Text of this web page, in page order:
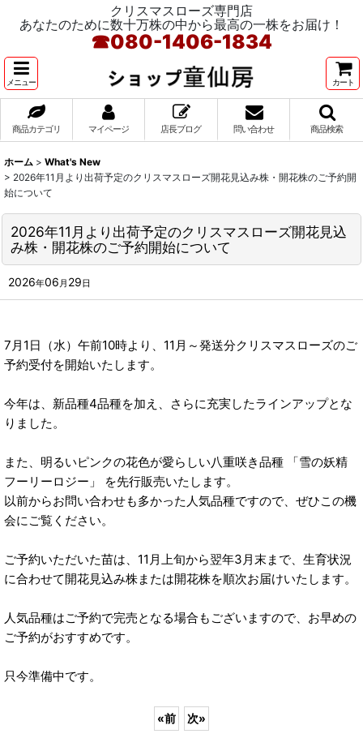
クリスマスローズ専門店
あなたのために数十万株の中から最高の一株をお届け！
☎080-1406-1834
メニュー カート
商品カテゴリ マイページ 店長ブログ 問い合わせ 商品検索
ホーム > What's New
> 2026年11月より出荷予定のクリスマスローズ開花見込み株・開花株のご予約開
始について
2026年11月より出荷予定のクリスマスローズ開花見込
み株・開花株のご予約開始について
2026年06 月 29日
7月1日（水）午前10時より、11月～発送分クリスマスローズのご
予約受付を開始いたします。
今年は、新品種4品種を加え、さらに充実したラインアップとな
りました。
また、明るいピンクの花色が愛らしい八重咲き品種 「雪の妖精
フーリーロジー」 を先行販売いたします。
以前からお問い合わせも多かった人気品種ですので、ぜひこの機
会にご覧ください。
ご予約いただいた苗は、11月上旬から翌年3月末まで、生育状況
に合わせて開花見込み株または開花株を順次お届けいたします。
人気品種はご予約で完売となる場合もございますので、お早めの
ご予約がおすすめです。
只今準備中です。
«前 次»